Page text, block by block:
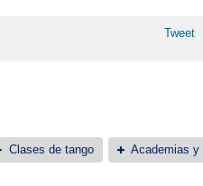
Tweet
Clases de tango Academias y